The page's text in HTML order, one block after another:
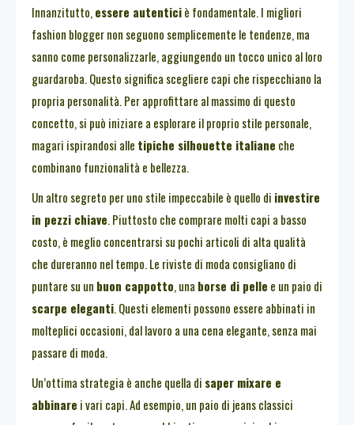
Innanzitutto,essere autenticiè fondamentale. I migliori
fashion blogger non seguono semplicemente le tendenze, ma
sanno come personalizzarle, aggiungendo un tocco unico al loro
guardaroba. Questo significa scegliere capi che rispecchiano la
propria personalità. Per approfittare al massimo di questo
concetto, si può iniziare a esplorare il proprio stile personale,
magari ispirandosi alle tipiche silhouette italiane che
combinano funzionalità e bellezza.
Un altro segreto per uno stile impeccabile è quello di investire
in pezzi chiave. Piuttosto che comprare molti capi a basso
costo, è meglio concentrarsi su pochi articoli di alta qualità
che dureranno nel tempo. Le riviste di moda consigliano di
puntare su un buon cappotto, una borse di pelle e un paio di
scarpe eleganti. Questi elementi possono essere abbinati in
molteplici occasioni, dal lavoro a una cena elegante, senza mai
passare di moda.
Un’ottima strategia è anche quella di saper mixare e
abbinare i vari capi. Ad esempio, un paio di jeans classici